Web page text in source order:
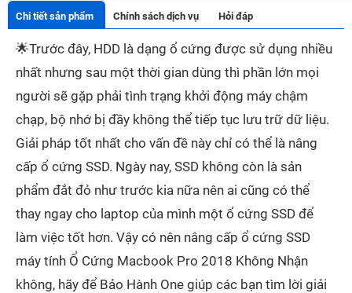
Chi tiết sản phẩm Chính sách dịch vụ Hỏi đáp
🌟Trước đây, HDD là dạng ổ cứng được sử dụng nhiều
nhất nhưng sau một thời gian dùng thì phần lớn mọi
người sẽ gặp phải tình trạng khởi động máy chậm
chạp, bộ nhớ bị đầy không thể tiếp tục lưu trữ dữ liệu.
Giải pháp tốt nhất cho vấn đề này chỉ có thể là nâng
cấp ổ cứng SSD. Ngày nay, SSD không còn là sản
phẩm đắt đỏ như trước kia nữa nên ai cũng có thể
thay ngay cho laptop của mình một ổ cứng SSD để
làm việc tốt hơn. Vậy có nên nâng cấp ổ cứng SSD
máy tính Ổ Cứng Macbook Pro 2018 Không Nhận
không, hãy để Bảo Hành One giúp các bạn tìm lời giải